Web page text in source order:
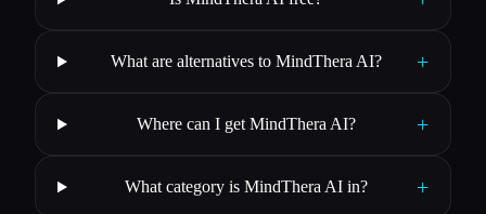
What are alternatives to MindThera AI? +
Where can I get MindThera AI? +
What category is MindThera AI in? +